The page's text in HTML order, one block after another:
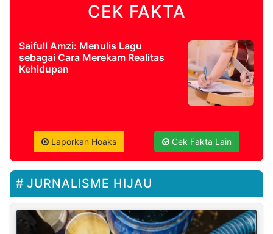
CEK FAKTA
Saifull Amzi: Menulis Lagu
sebagai Cara Merekam Realitas
Kehidupan
Laporkan Hoaks Cek Fakta Lain
JURNALISME HIJAU